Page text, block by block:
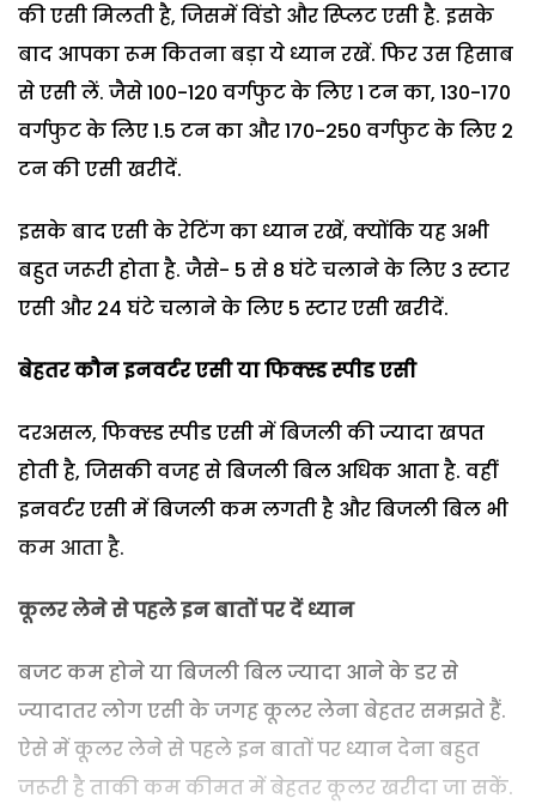
की एसी मिलती है, जिसमें विंडो और स्प्लिट एसी है. इसके
बाद आपका रूम कितना बड़ा ये ध्यान रखें. फिर उस हिसाब
से एसी लें. जैसे 100-120 वर्गफुट के लिए 1 टन का, 130-170
वर्गफुट के लिए 1.5 टन का और 170-250 वर्गफुट के लिए 2
टन की एसी खरीदें.
इसके बाद एसी के रेटिंग का ध्यान रखें, क्योंकि यह अभी
बहुत जरूरी होता है. जैसे- 5 से 8 घंटे चलाने के लिए 3 स्टार
एसी और 24 घंटे चलाने के लिए 5 स्टार एसी खरीदें.
बेहतर कौन इनवर्टर एसी या फिक्स्ड स्पीड एसी
दरअसल, फिक्स्ड स्पीड एसी में बिजली की ज्यादा खपत
होती है, जिसकी वजह से बिजली बिल अधिक आता है. वहीं
इनवर्टर एसी में बिजली कम लगती है और बिजली बिल भी
कम आता है.
कूलर लेने से पहले इन बातों पर दें ध्यान
बजट कम होने या बिजली बिल ज्यादा आने के डर से
ज्यादातर लोग एसी के जगह कूलर लेना बेहतर समझते हैं.
ऐसे में कूलर लेने से पहले इन बातों पर ध्यान देना बहुत
जरूरी है ताकी कम कीमत में बेहतर कूलर खरीदा जा सकें.